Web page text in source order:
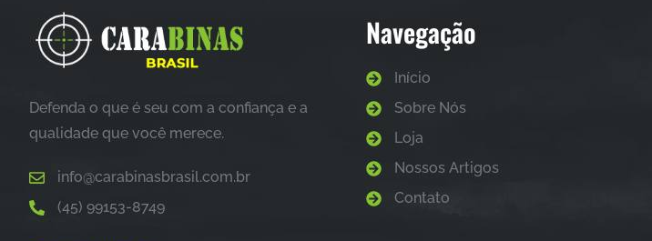
Defenda o que é seu com a confiança e a
qualidade que você merece.
info@carabinasbrasil.com.br
(45) 99153-8749
Navegação
Início
Sobre Nós
Loja
Nossos Artigos
Contato